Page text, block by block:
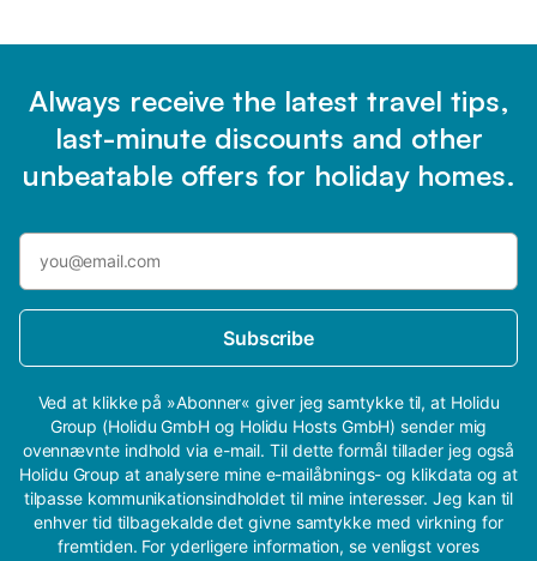
Always receive the latest travel tips,
last-minute discounts and other
unbeatable offers for holiday homes.
Subscribe
Ved at klikke på »Abonner« giver jeg samtykke til, at Holidu
Group (Holidu GmbH og Holidu Hosts GmbH) sender mig
ovennævnte indhold via e-mail. Til dette formål tillader jeg også
Holidu Group at analysere mine e-mailåbnings- og klikdata og at
tilpasse kommunikationsindholdet til mine interesser. Jeg kan til
enhver tid tilbagekalde det givne samtykke med virkning for
fremtiden. For yderligere information, se venligst vores